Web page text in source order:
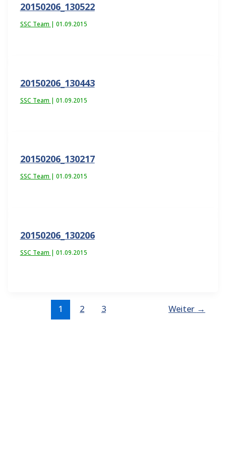
20150206_130522
SSC Team | 01.09.2015
20150206_130443
SSC Team | 01.09.2015
20150206_130217
SSC Team | 01.09.2015
20150206_130206
SSC Team | 01.09.2015
1 2 3 Weiter →